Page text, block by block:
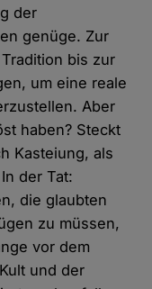
der
genüge. Zur
bis zur
um eine reale
Aber
haben? Steckt
Kasteiung, als
der Tat:
die glaubten
zu müssen,
vor dem
und der